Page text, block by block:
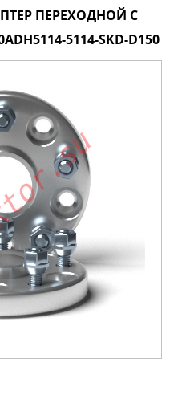
ПЕРЕХОДНОЙ С
5114-SKD-D150